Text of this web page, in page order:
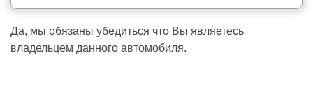
Да, мы обязаны убедиться что Вы являетесь
владельцем данного автомобиля.